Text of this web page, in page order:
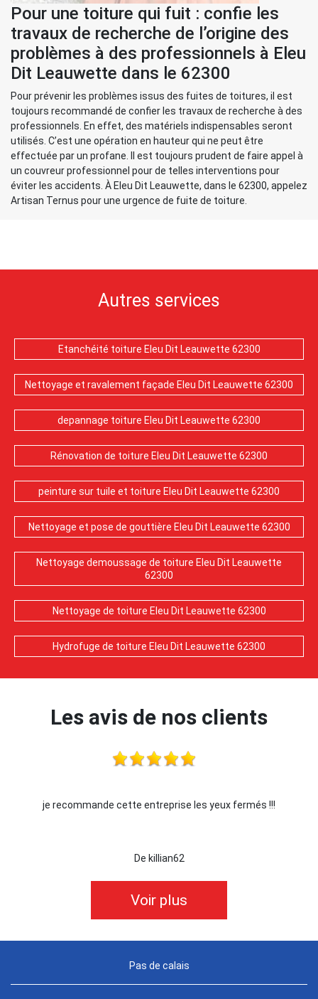
Pour une toiture qui fuit : confie les
travaux de recherche de l’origine des
problèmes à des professionnels à Eleu
Dit Leauwette dans le 62300
Pour prévenir les problèmes issus des fuites de toitures, il est
toujours recommandé de confier les travaux de recherche à des
professionnels. En effet, des matériels indispensables seront
utilisés. C’est une opération en hauteur qui ne peut être
effectuée par un profane. Il est toujours prudent de faire appel à
un couvreur professionnel pour de telles interventions pour
éviter les accidents. À Eleu Dit Leauwette, dans le 62300, appelez
Artisan Ternus pour une urgence de fuite de toiture.
Autres services
Etanchéité toiture Eleu Dit Leauwette 62300
Nettoyage et ravalement façade Eleu Dit Leauwette 62300
depannage toiture Eleu Dit Leauwette 62300
Rénovation de toiture Eleu Dit Leauwette 62300
peinture sur tuile et toiture Eleu Dit Leauwette 62300
Nettoyage et pose de gouttière Eleu Dit Leauwette 62300
Nettoyage demoussage de toiture Eleu Dit Leauwette
62300
Nettoyage de toiture Eleu Dit Leauwette 62300
Hydrofuge de toiture Eleu Dit Leauwette 62300
Les avis de nos clients
je recommande cette entreprise les yeux fermés !!!
De killian62
Voir plus
Pas de calais